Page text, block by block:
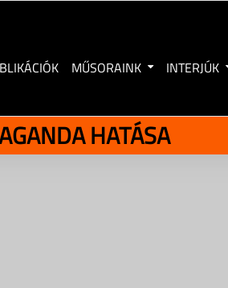
MŰSORAINK INTERJÚK
HATÁSA